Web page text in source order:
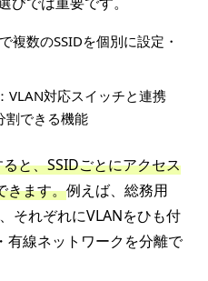
複数のSSIDを個別に設定・
VLAN対応スイッチと連携
割できる機能
と、SSIDごとにアクセス
きます。例えば、総務用
それぞれにVLANをひも付
有線ネットワークを分離で